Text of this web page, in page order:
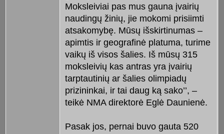
Moksleiviai pas mus gauna įvairių
naudingų žinių, jie mokomi prisiimti
atsakomybę. Mūsų išskirtinumas –
apimtis ir geografinė platuma, turime
vaikų iš visos šalies. Iš mūsų 315
moksleivių kas antras yra įvairių
tarptautinių ar šalies olimpiadų
prizininkai, ir tai daug ką sako’’, –
teikė NMA direktorė Eglė Daunienė.
Pasak jos, pernai buvo gauta 520